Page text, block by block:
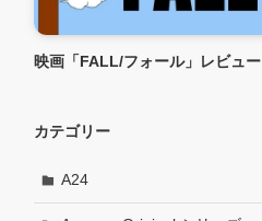
映画「FALL/フォール」レビュー
カテゴリー
A24